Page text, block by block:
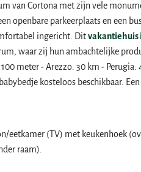
van Cortona met zijn vele
openbare parkeerplaats en een
ingericht. Ditvakantiehuis
waar zij hun ambachtelijke
meter - Arezzo: 30 km - Perugia:
kosteloos beschikbaar.
eetkamer (TV) met keukenhoek
raam).